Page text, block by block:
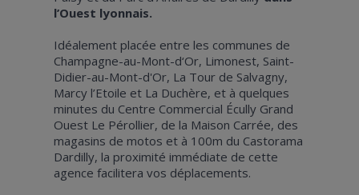
l’Ouest lyonnais.
Idéalement placée entre les communes de
Champagne-au-Mont-d‘Or, Limonest, Saint-
Didier-au-Mont-d'Or, La Tour de Salvagny,
Marcy l’Etoile et La Duchère, et à quelques
minutes du Centre Commercial Écully Grand
Ouest Le Pérollier, de la Maison Carrée, des
magasins de motos et à 100m du Castorama
Dardilly, la proximité immédiate de cette
agence facilitera vos déplacements.